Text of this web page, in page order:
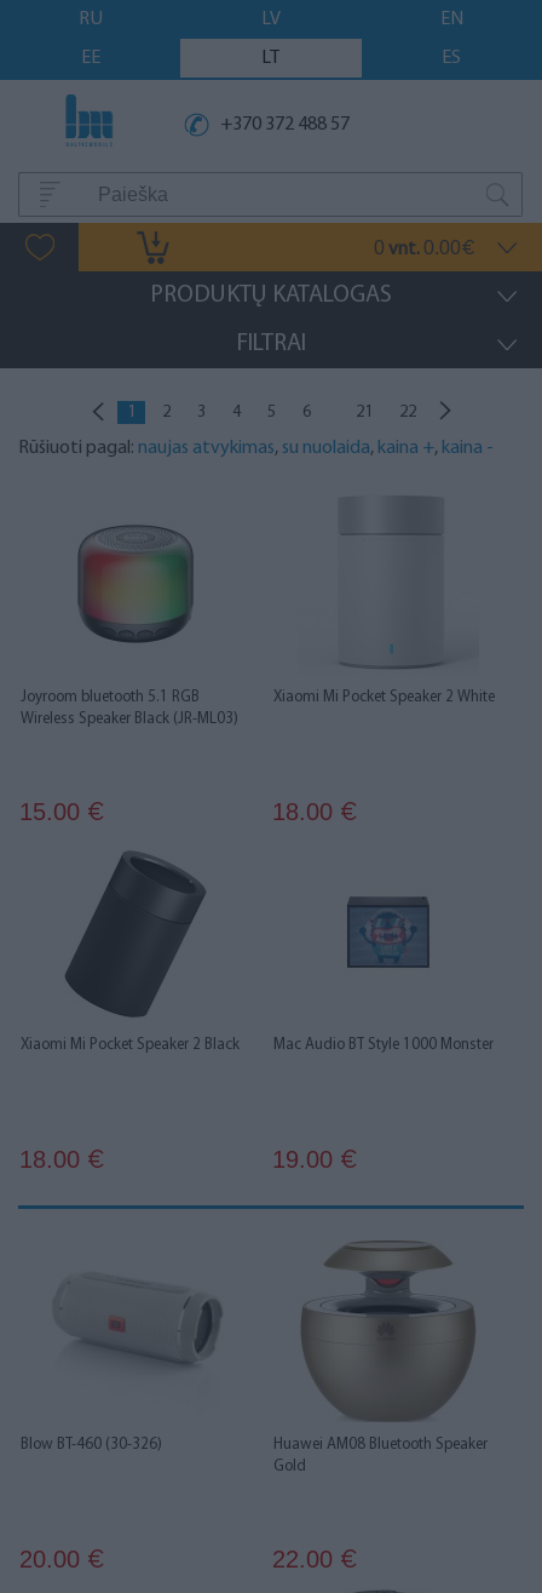
RU LV
EN
EE
LT ES
+370 372 488 57
0 vnt. 0.00€
PRODUKTŲ KATALOGAS
FILTRAI
1 2 3 4 5 6 21 22
Rūšiuoti pagal: naujas atvykimas, su nuolaida, kaina +, kaina -
Joyroom bluetooth 5.1 RGB
Wireless Speaker Black (JR-ML03)
15.00 €
Xiaomi Mi Pocket Speaker 2 White
18.00 €
Xiaomi Mi Pocket Speaker 2 Black
18.00 €
Mac Audio BT Style 1000 Monster
19.00 €
Blow BT-460 (30-326)
20.00 €
Huawei AM08 Bluetooth Speaker
Gold
22.00 €